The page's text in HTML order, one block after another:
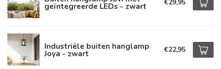
geïntegreerde LEDs - zwart €29,95
Industriële buiten hanglamp
Joya - zwart €22,95